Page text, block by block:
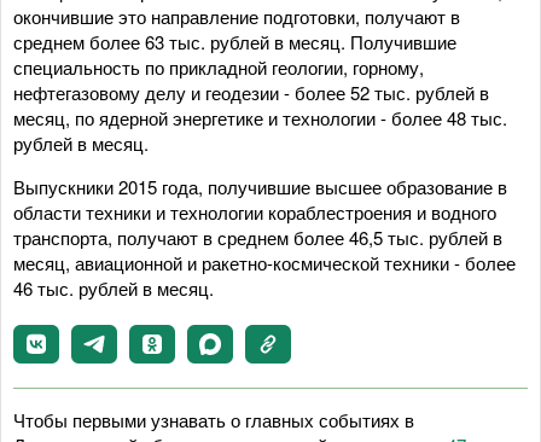
окончившие это направление подготовки, получают в
среднем более 63 тыс. рублей в месяц. Получившие
специальность по прикладной геологии, горному,
нефтегазовому делу и геодезии - более 52 тыс. рублей в
месяц, по ядерной энергетике и технологии - более 48 тыс.
рублей в месяц.
Выпускники 2015 года, получившие высшее образование в
области техники и технологии кораблестроения и водного
транспорта, получают в среднем более 46,5 тыс. рублей в
месяц, авиационной и ракетно-космической техники - более
46 тыс. рублей в месяц.
Чтобы первыми узнавать о главных событиях в